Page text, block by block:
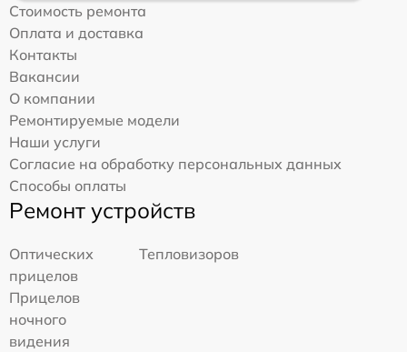
Стоимость ремонта
Оплата и доставка
Контакты
Вакансии
О компании
Ремонтируемые модели
Наши услуги
Согласие на обработку персональных данных
Способы оплаты
Ремонт устройств
Оптических
прицелов
Тепловизоров
Прицелов
ночного
видения